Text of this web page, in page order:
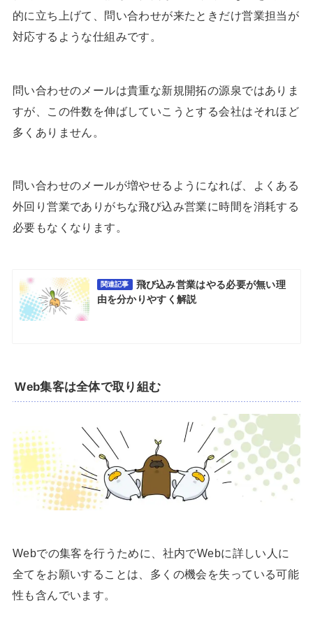
的に立ち上げて、問い合わせが来たときだけ営業担当が
対応するような仕組みです。
問い合わせのメールは貴重な新規開拓の源泉ではありま
すが、この件数を伸ばしていこうとする会社はそれほど
多くありません。
問い合わせのメールが増やせるようになれば、よくある
外回り営業でありがちな飛び込み営業に時間を消耗する
必要もなくなります。
関連記事
飛び込み営業はやる必要が無い理
由を分かりやすく解説
Web集客は全体で取り組む
Webでの集客を行うために、社内でWebに詳しい人に
全てをお願いすることは、多くの機会を失っている可能
性も含んでいます。